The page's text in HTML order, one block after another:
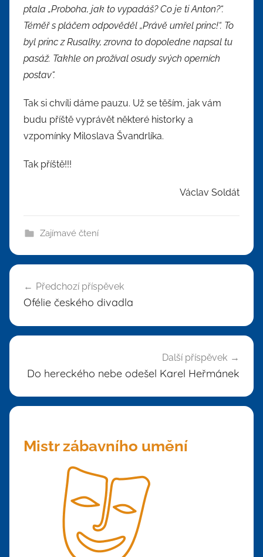
ptala „Proboha, jak to vypadáš? Co je ti Anton?“.
Téměř s pláčem odpověděl „Právě umřel princ!“. To
byl princ z Rusalky, zrovna to dopoledne napsal tu
pasáž. Takhle on prožíval osudy svých operních
postav“.
Tak si chvíli dáme pauzu. Už se těším, jak vám
budu příště vyprávět některé historky a
vzpomínky Miloslava Švandrlíka.
Tak příště!!!
Václav Soldát
Zajímavé čtení
Navigace
pro
příspěvek
Předchozí příspěvek
Ofélie českého divadla
Další příspěvek
Do hereckého nebe odešel Karel Heřmánek
Mistr zábavního umění